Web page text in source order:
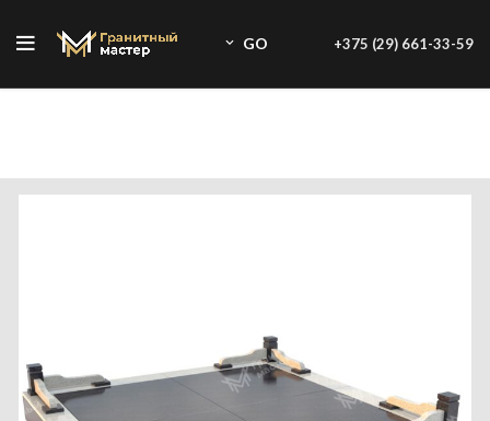
GO +375 (29) 661-33-59